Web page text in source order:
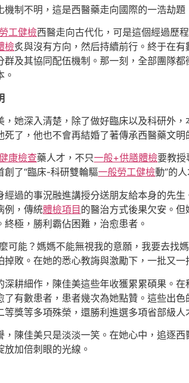
機制不明，這是西醫藥走向國際的一浩劫
勞工健檢西醫走向古代化，可是這個經過歷
檢炙與沒有方向，然后持續前行。終于在
群及其協同配伍機制。那一刻，全部團隊
。
，她深入清楚，除了做好臨床以及科研外
了，他也不會再結婚了著傳承西醫藥文明
康檢查藥人才，不只一般+供膳體檢要教授
創了“臨床-科研雙輪驅一般勞工健檢動”的
經過的事況融進講授分送朋友給本身的先
例，傳統體檢項目的醫治方式後果欠安。但
極，勝利霸佔困難，治愈患者。
可能？媽媽不能無視我的意願，我要去找
敗。在她的悉心教誨與激勵下，一批又
深耕細作，陳佳美這些年收獲累累碩果。
了有數患者，患者幾次為她點贊。這些出色
獎等多項殊榮，還勝利進選多項省部級人
，陳佳美只是淡淡一笑。在她心中，追逐西
放加倍刺眼的光線。